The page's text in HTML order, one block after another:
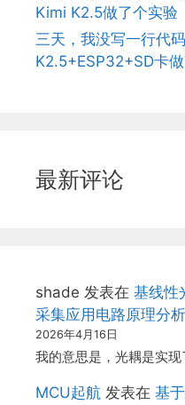
Kimi K2.5做了个实验
三天，我没写一行代
K2.5+ESP32+SD卡
最新评论
shade 发表在 基线性
采集应用电路原理分析
2026年4月16日
我的意思是，光耦是实
MCU起航 发表在 基